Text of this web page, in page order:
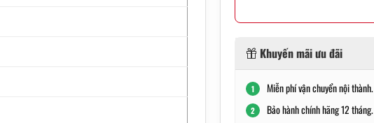
Khuyến mãi ưu đãi
1 Miễn phí vận chuyển nội thành.
2 Bảo hành chính hãng 12 tháng.